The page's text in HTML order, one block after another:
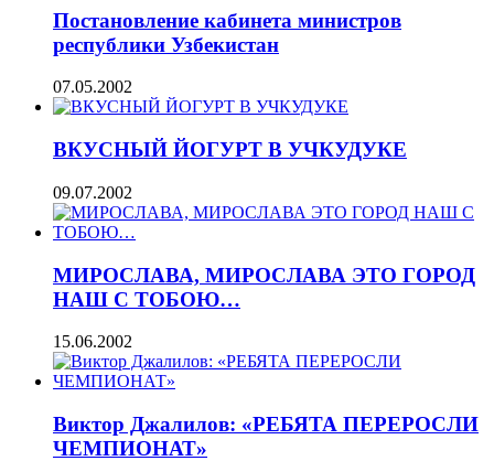
Постановление кабинета министров
республики Узбекистан
07.05.2002
ВКУСНЫЙ ЙОГУРТ В УЧКУДУКЕ
09.07.2002
МИРОСЛАВА, МИРОСЛАВА ЭТО ГОРОД
НАШ С ТОБОЮ…
15.06.2002
Виктор Джалилов: «РЕБЯТА ПЕРЕРОСЛИ
ЧЕМПИОНАТ»